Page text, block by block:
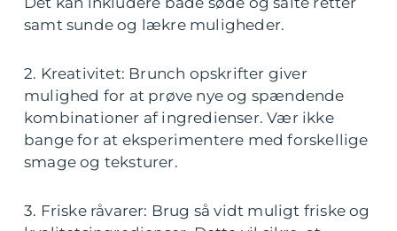
samt sunde og lækre muligheder.
2. Kreativitet: Brunch opskrifter giver
mulighed for at prøve nye og spændende
kombinationer af ingredienser. Vær ikke
bange for at eksperimentere med forskellige
smage og teksturer.
3. Friske råvarer: Brug så vidt muligt friske og